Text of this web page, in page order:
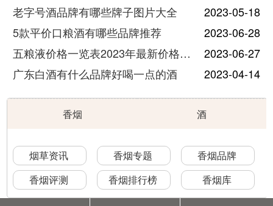
老字号酒品牌有哪些牌子图片大全
2023-05-18
5款平价口粮酒有哪些品牌推荐
2023-06-28
五粮液价格一览表2023年最新价格及图片
2023-06-27
广东白酒有什么品牌好喝一点的酒
2023-04-14
香烟 酒
烟草资讯 香烟专题
香烟品牌
香烟评测
香烟排行榜 香烟库